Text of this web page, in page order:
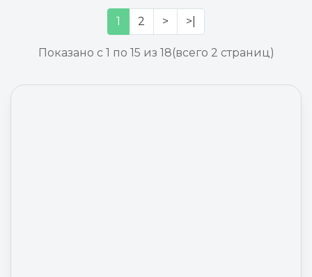
1 2 > >|
Показано с 1 по 15 из 18(всего 2 страниц)